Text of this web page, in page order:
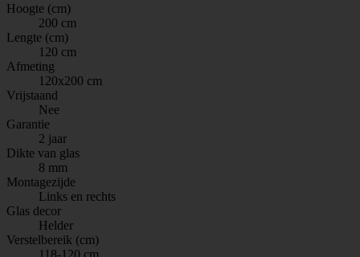
Hoogte (cm)
200 cm
Lengte (cm)
120 cm
Afmeting
120x200 cm
Vrijstaand
Nee
Garantie
2 jaar
Dikte van glas
8 mm
Montagezijde
Links en rechts
Glas decor
Helder
Verstelbereik (cm)
118-120 cm